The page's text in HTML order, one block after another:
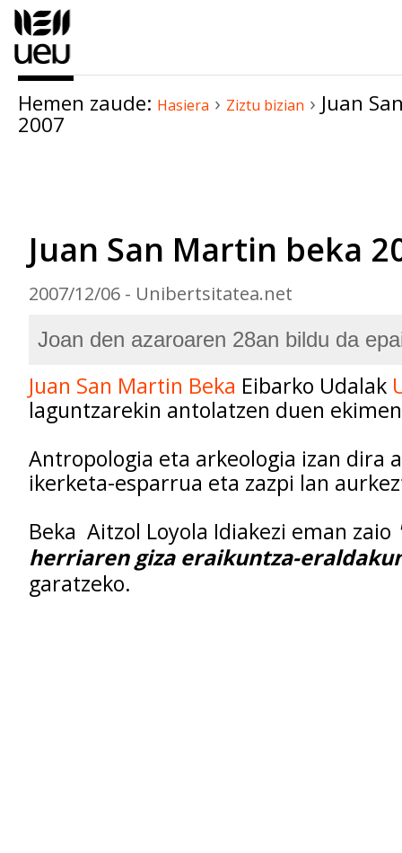
Hemen zaude: Hasiera › Ziztu bizian › Juan
2007
Juan San Martin beka
2007/12/06 - Unibertsitatea.net
Joan den azaroaren 28an bildu da
Juan San Martin Beka Eibarko Udalak
laguntzarekin antolatzen duen
Antropologia eta arkeologia izan dira
ikerketa-esparrua eta zazpi lan
Beka Aitzol Loyola Idiakezi eman zaio
herriaren giza eraikuntza-
garatzeko.